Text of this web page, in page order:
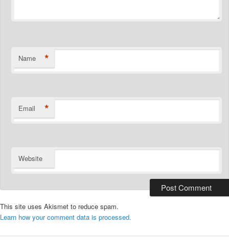
Name *
Email *
Website
This site uses Akismet to reduce spam.
Learn how your comment data is processed.